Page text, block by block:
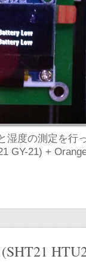
湿度の測定を
GY-21) +